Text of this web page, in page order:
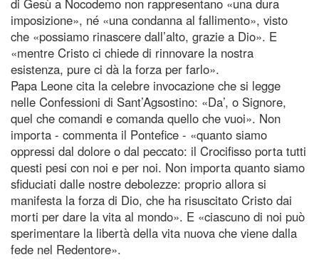
di Gesù a Nocodemo non rappresentano «una dura
imposizione», né «una condanna al fallimento», visto
che «possiamo rinascere dall’alto, grazie a Dio». E
«mentre Cristo ci chiede di rinnovare la nostra
esistenza, pure ci dà la forza per farlo».
Papa Leone cita la celebre invocazione che si legge
nelle Confessioni di Sant’Agsostino: «Da’, o Signore,
quel che comandi e comanda quello che vuoi». Non
importa - commenta il Pontefice - «quanto siamo
oppressi dal dolore o dal peccato: il Crocifisso porta tutti
questi pesi con noi e per noi. Non importa quanto siamo
sfiduciati dalle nostre debolezze: proprio allora si
manifesta la forza di Dio, che ha risuscitato Cristo dai
morti per dare la vita al mondo». E «ciascuno di noi può
sperimentare la libertà della vita nuova che viene dalla
fede nel Redentore».